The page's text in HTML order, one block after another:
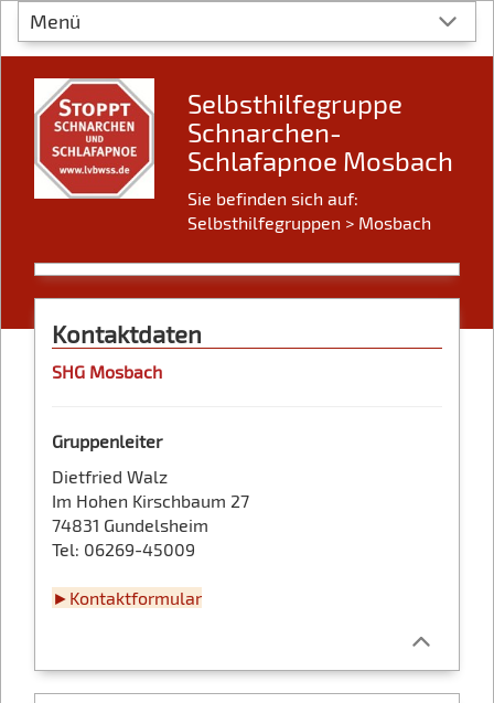
Menü
Selbsthilfegruppe
Schnarchen-
Schlafapnoe Mosbach
Sie befinden sich auf:
Selbsthilfegruppen > Mosbach
Kontaktdaten
SHG Mosbach
Gruppenleiter
Dietfried Walz
Im Hohen Kirschbaum 27
74831 Gundelsheim
Tel: 06269-45009
►Kontaktformular